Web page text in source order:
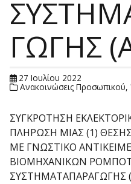
ΓΩΓΗΣ
27 Ιουλίου 2022
Ανακοινώσεις Προσωπικού,
ΣΥΓΚΡΟΤΗΣΗ
ΠΛΗΡΩΣΗ ΜΙΑΣ (1)
ΜΕ ΓΝΩΣΤΙΚΟ
ΒΙΟΜΗΧΑΝΙΚΩΝ
ΣΥΣΤΗΜΑΤΑΠΑΡΑΓΩΓΗΣ